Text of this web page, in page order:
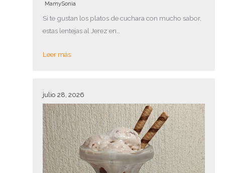
MamySonia
Si te gustan los platos de cuchara con mucho sabor,
estas lentejas al Jerez en…
Leer más
julio 28, 2026